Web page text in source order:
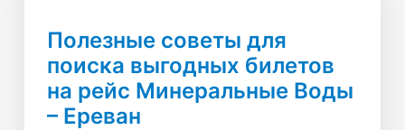
Полезные советы для
поиска выгодных билетов
на рейс Минеральные Воды
– Ереван